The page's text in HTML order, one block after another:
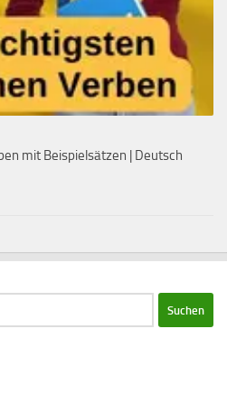
mit Beispielsätzen | Deutsch